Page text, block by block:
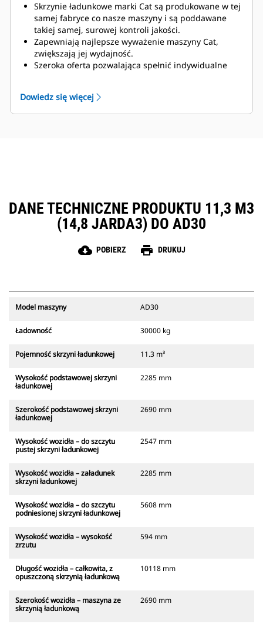
Skrzynie ładunkowe marki Cat są produkowane w tej
samej fabryce co nasze maszyny i są poddawane
takiej samej, surowej kontroli jakości.
Zapewniają najlepsze wyważenie maszyny Cat,
zwiększają jej wydajność.
Szeroka oferta pozwalająca spełnić indywidualne
techniczną zapewnianą przez światową sieć
dealerów Cat.
Dowiedz się więcej
DANE TECHNICZNE PRODUKTU 11,3 M3
(14,8 JARDA3) DO AD30
cloud_download POBIERZ print DRUKUJ
Model maszyny AD30
Ładowność 30000 kg
Pojemność skrzyni ładunkowej 11.3 m³
Wysokość podstawowej skrzyni
ładunkowej
2285 mm
Szerokość podstawowej skrzyni
ładunkowej
2690 mm
Wysokość wozidła – do szczytu
pustej skrzyni ładunkowej
2547 mm
Wysokość wozidła – załadunek
skrzyni ładunkowej
2285 mm
Wysokość wozidła – do szczytu
podniesionej skrzyni ładunkowej
5608 mm
Wysokość wozidła – wysokość
zrzutu
594 mm
Długość wozidła – całkowita, z
opuszczoną skrzynią ładunkową
10118 mm
Szerokość wozidła – maszyna ze
skrzynią ładunkową
2690 mm